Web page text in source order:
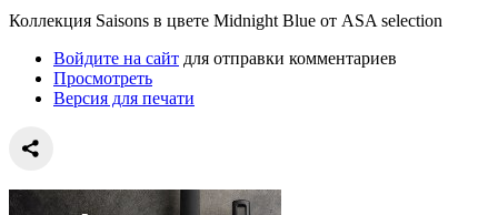
Коллекция Saisons в цвете Midnight Blue от ASA selection
Войдите на сайт для отправки комментариев
Просмотреть
Версия для печати